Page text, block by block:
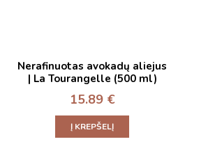
Nerafinuotas avokadų aliejus
| La Tourangelle (500 ml)
15.89 €
Į KREPŠELĮ